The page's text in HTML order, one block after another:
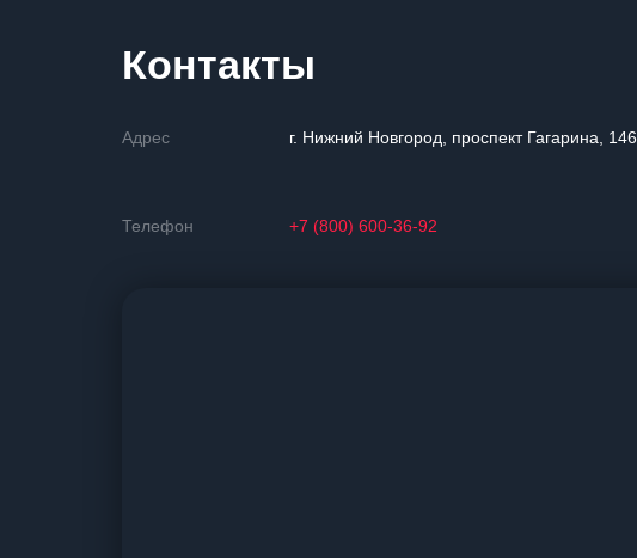
Контакты
Адрес г. Нижний Новгород, проспект Гагарина, 146
Телефон +7 (800) 600-36-92